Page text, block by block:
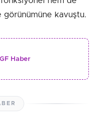
kavuştu.
İGF Haber